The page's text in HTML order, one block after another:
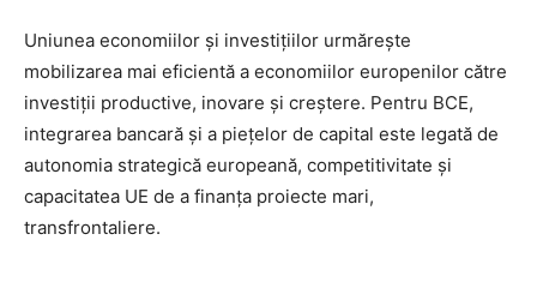
Uniunea economiilor și investițiilor urmărește
mobilizarea mai eficientă a economiilor europenilor către
investiții productive, inovare și creștere. Pentru BCE,
integrarea bancară și a piețelor de capital este legată de
autonomia strategică europeană, competitivitate și
capacitatea UE de a finanța proiecte mari,
transfrontaliere.